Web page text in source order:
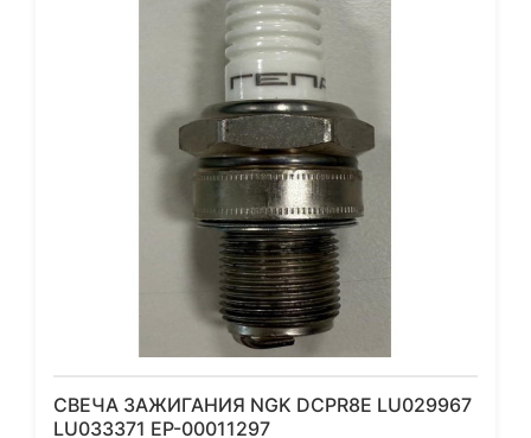
СВЕЧА ЗАЖИГАНИЯ NGK DCPR8E LU029967
LU033371 EP-00011297